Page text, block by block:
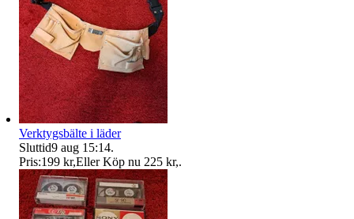
Verktygsbälte i läder
Sluttid9 aug 15:14.
Pris:199 kr,Eller Köp nu 225 kr,.